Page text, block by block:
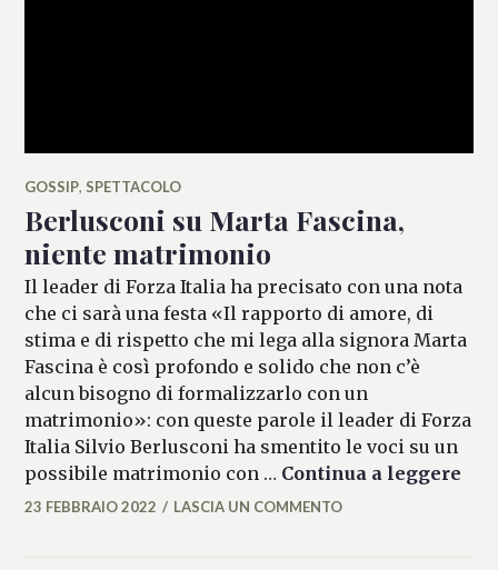
GOSSIP, SPETTACOLO
Berlusconi su Marta Fascina,
niente matrimonio
Il leader di Forza Italia ha precisato con una nota
che ci sarà una festa «Il rapporto di amore, di
stima e di rispetto che mi lega alla signora Marta
Fascina è così profondo e solido che non c’è
alcun bisogno di formalizzarlo con un
matrimonio»: con queste parole il leader di Forza
Italia Silvio Berlusconi ha smentito le voci su un
possibile matrimonio con … Continua a leggere
MICAELA
23 FEBBRAIO 2022 LASCIA UN COMMENTO